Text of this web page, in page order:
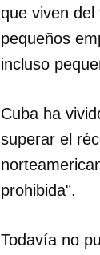
que viven
pequeños
incluso
Cuba ha
superar el
prohibida".
Todavía no